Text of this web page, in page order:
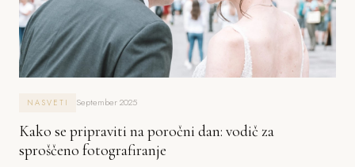
NASVETI September 2025
Kako se pripraviti na poročni dan: vodič za
sproščeno fotografiranje